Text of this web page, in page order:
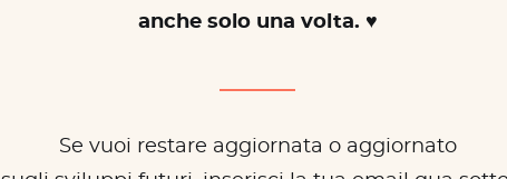
anche solo una volta. ♥
Se vuoi restare aggiornata o aggiornato